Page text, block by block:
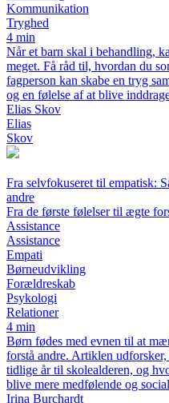
Kommunikation
Tryghed
4 min
Når et barn skal i behandling,
meget. Få råd til, hvordan du
fagperson kan skabe en tryg
og en følelse af at blive
Elias Skov
Elias
Skov
Fra selvfokuseret til empatisk:
andre
Fra de første følelser til ægte
Assistance
Assistance
Empati
Børneudvikling
Forældreskab
Psykologi
Relationer
4 min
Børn fødes med evnen til at
forstå andre. Artiklen
tidlige år til skolealderen, og
blive mere medfølende og
Irina Burchardt